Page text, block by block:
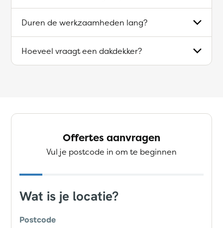
Duren de werkzaamheden lang?
Hoeveel vraagt een dakdekker?
Offertes aanvragen
Vul je postcode in om te beginnen